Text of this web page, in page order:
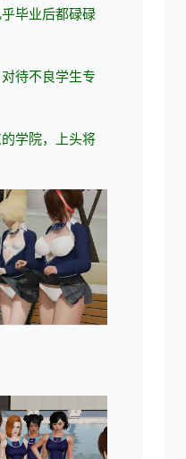
毕业后都碌碌
待不良学生专
学院，上头将